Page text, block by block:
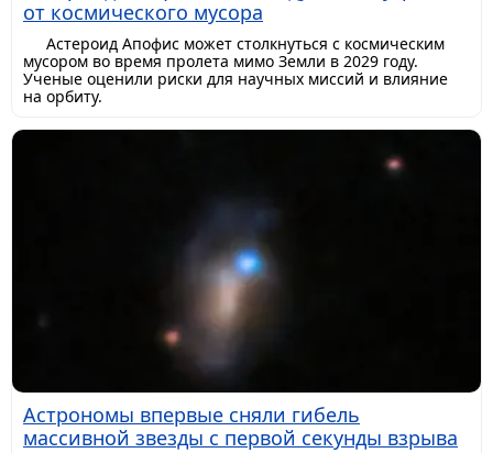
от космического мусора
Астероид Апофис может столкнуться с космическим
мусором во время пролета мимо Земли в 2029 году.
Ученые оценили риски для научных миссий и влияние
на орбиту.
Астрономы впервые сняли гибель
массивной звезды с первой секунды взрыва